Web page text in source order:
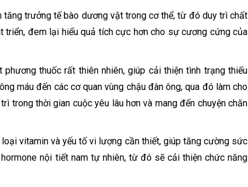
tăng trưởng tế bào dương vật trong cơ thể, từ đó duy trì chất
đem lại hiểu quả tích cực hơn cho sự cương cứng của
thuốc rất thiên nhiên, giúp cải thiện tình trạng thiếu
máu đến các cơ quan vùng chậu đàn ông, qua đó làm cho
trong thời gian cuộc yêu lâu hơn và mang đến chuyện chăn
vitamin và yếu tố vi lượng cần thiết, giúp tăng cường sức
nội tiết nam tự nhiên, từ đó sẽ cải thiện chức năng